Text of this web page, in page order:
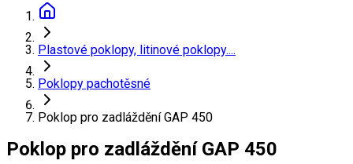
Plastové poklopy, litinové poklopy....
Poklopy pachotěsné
Poklop pro zadláždění GAP 450
Poklop pro zadláždění GAP 450